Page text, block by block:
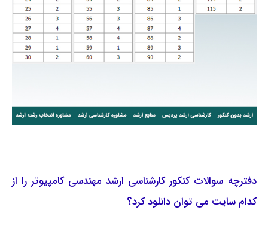
دفترچه سوالات کنکور کارشناسی ارشد مهندسی کامپیوتر را از
کدام سایت می توان دانلود کرد؟